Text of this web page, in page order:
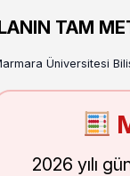
TAM
Üniversitesi
2026 yılı